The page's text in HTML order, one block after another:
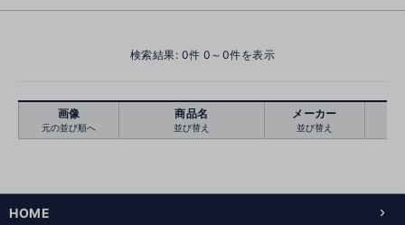
絞り込む クリア
検索結果: 0件 0～0件を表示
画像
元の並び順へ
商品名
並び替え
メーカー
並び替え
HOME